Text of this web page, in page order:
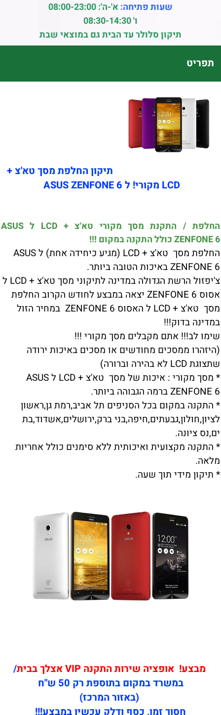
שעות פתיחה:א'-ה': 08:00-23:00
ו' 08:30-14:30
תיקון סלולר עד הבית גם במוצאי שבת
תפריט
תיקון החלפת מסך טא'צ +
LCD מקורי! ל ASUS ZENFONE 6
החלפת / התקנת מסך מקורי טא'צ + LCD ל ASUS
ZENFONE 6 כולל התקנה במקום !!!
החלפת מסך טא'צ + LCD (מגיע כיחידה אחת) ל ASUS
ZENFONE 6 באיכות הטובה ביותר.
צ'יפזול הרשת הגדולה במדינה לתיקוני מסך טא'צ + LCD ל
אסוס ZENFONE 6 יצאה במבצע לחודש הקרוב החלפת
מסך טא'צ + LCD ל האסוס ZENFONE 6 במחיר הזול
במדינה בדוק!!!
שימו לב!!! אתם מקבלים מסך מקורי !!!
(היזהרו ממסכים מחודשים או מסכים באיכות ירודה
שתצוגת LCD לא בהירה וברורה)
* מסך מקורי : איכות של מסך טא'צ + LCD ל ASUS
ZENFONE 6 ברמה הגבוהה ביותר.
* התקנה במקום בכל הסניפים תל אביב,רמת גן,ראשון
לציון,חולון,גבעתים,חיפה,בני ברק,ירושלים,אשדוד,בת
ים,נס ציונה.
* התקנה מקצועית ואיכותית ללא סימנים כולל אחריות
מלאה.
* תיקון מידי תוך שעה.
מבצע! אופציה שירות התקנה VIP אצלך בבית
/
במשרד במקום בתוספת רק 50 ש"ח
(באזור המרכז)
חסוך זמן, כסף ודלק עכשיו במבצע!!!